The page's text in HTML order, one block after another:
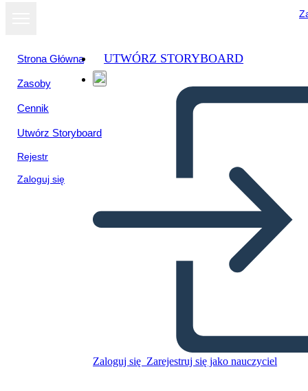
Strona Główna
Zasoby
Cennik
Utwórz Storyboard
Rejestr
Zaloguj się
UTWÓRZ STORYBOARD
Zaloguj się Zarejestruj się jako nauczyciel
Skopiuj tę scenorys